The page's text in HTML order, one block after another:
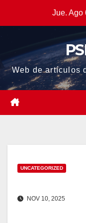
Jue. Ago
Web de artículos
UNCATEGORIZED
NOV 10, 2025